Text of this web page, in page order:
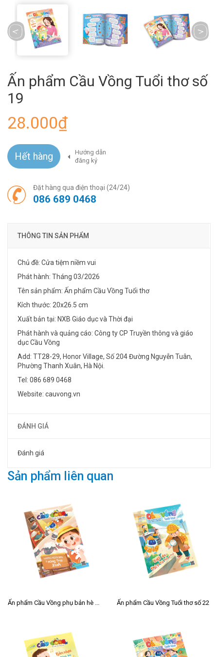
prev next
Ấn phẩm Cầu Vồng Tuổi thơ số
19
28.000₫
Hết hàng
Hướng dẫn
đăng ký
Đặt hàng qua điện thoại (24/24)
086 689 0468
THÔNG TIN SẢN PHẨM
Chủ đề: Cửa tiệm niềm vui
Phát hành: Tháng 03/2026
Tên sản phẩm: Ấn phẩm Cầu Vồng Tuổi thơ
Kích thước: 20x26.5 cm
Xuất bản tại: NXB Giáo dục và Thời đại
Phát hành và quảng cáo: Công ty CP Truyền thông và giáo
dục Cầu Vồng
Add: TT28-29, Honor Village, Số 204 Đường Nguyễn Tuân,
Phường Thanh Xuân, Hà Nội.
Tel: 086 689 0468
Website: cauvong.vn
ĐÁNH GIÁ
Đánh giá
Sản phẩm liên quan
Ấn phẩm Cầu Vồng phụ bản hè 2026 Ấn phẩm Cầu Vồng Tuổi thơ số 22